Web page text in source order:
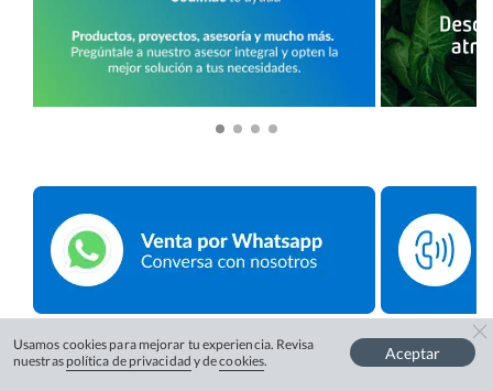
Usamos cookies para mejorar tu experiencia. Revisa
nuestras política de privacidad y decookies. Aceptar